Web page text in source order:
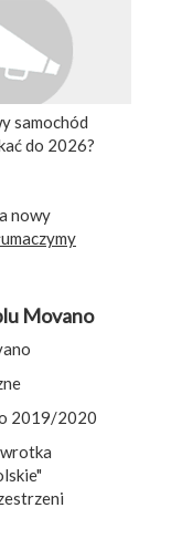
samochód
do 2026?
nowy
Movano
2019/2020